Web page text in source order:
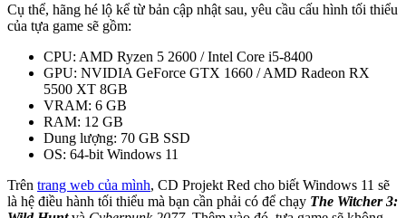
Cụ thể, hãng hé lộ kể từ bản cập nhật sau, yêu cầu cấu hình tối thiểu
của tựa game sẽ gồm:
CPU: AMD Ryzen 5 2600 / Intel Core i5-8400
GPU: NVIDIA GeForce GTX 1660 / AMD Radeon RX
5500 XT 8GB
VRAM: 6 GB
RAM: 12 GB
Dung lượng: 70 GB SSD
OS: 64-bit Windows 11
Trên trang web của mình, CD Projekt Red cho biết Windows 11 sẽ
là hệ điều hành tối thiểu mà bạn cần phải có để chạy The Witcher 3: